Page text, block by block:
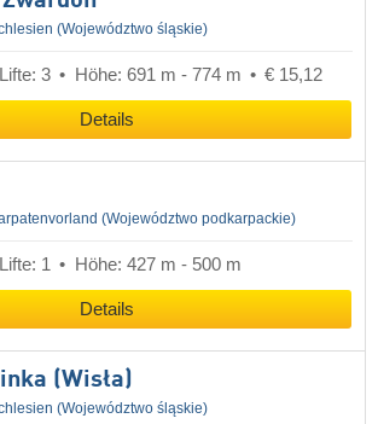
(Województwo śląskie)
Lifte: 3 Höhe: 691 m - 774 m € 15,12
Details
(Województwo podkarpackie)
Lifte: 1 Höhe: 427 m - 500 m
Details
(Wisła)
(Województwo śląskie)